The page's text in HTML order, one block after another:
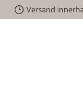
Versand